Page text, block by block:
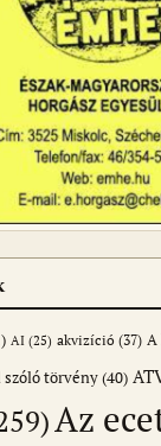
AI (25) akvizíció (37) A
törvény(40)
Az